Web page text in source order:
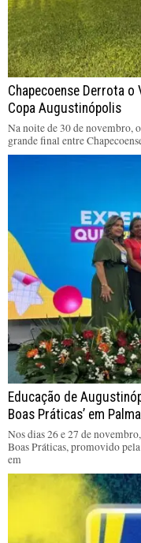
Chapecoense Derrota
Copa Augustinópolis
Na noite de 30 de novembro,
grande final entre
Educação de
Boas Práticas’ em
Nos dias 26 e 27 de
Boas Práticas, promovido
em